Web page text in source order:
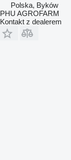
Polska, Byków
PHU AGROFARM
Kontakt z dealerem